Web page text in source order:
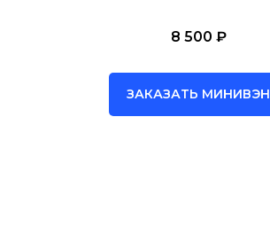
8 500 ₽
ЗАКАЗАТЬ МИНИВЭН